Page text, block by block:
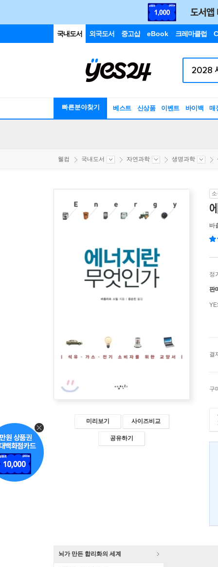
국내도서 외국도서 중고샵 eBook 크레마클럽
빠른분야찾기 베스트 신상품 이벤트 바이백 매
웰컴 국내도서 자연과학 생명과학
미리보기 사이즈비교
공유하기
바
정
판
결
구
뇌가 만든 합리화의 세계